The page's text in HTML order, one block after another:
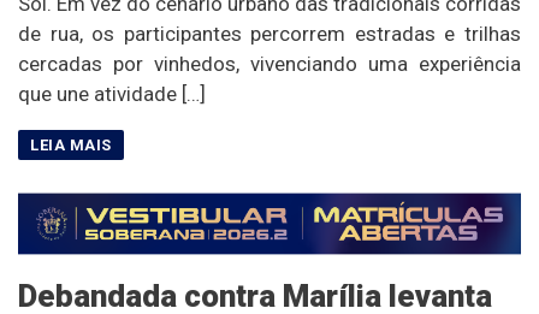
de rua, os participantes percorrem estradas e trilhas
cercadas por vinhedos, vivenciando uma experiência
que une atividade […]
Debandada contra Marília levanta